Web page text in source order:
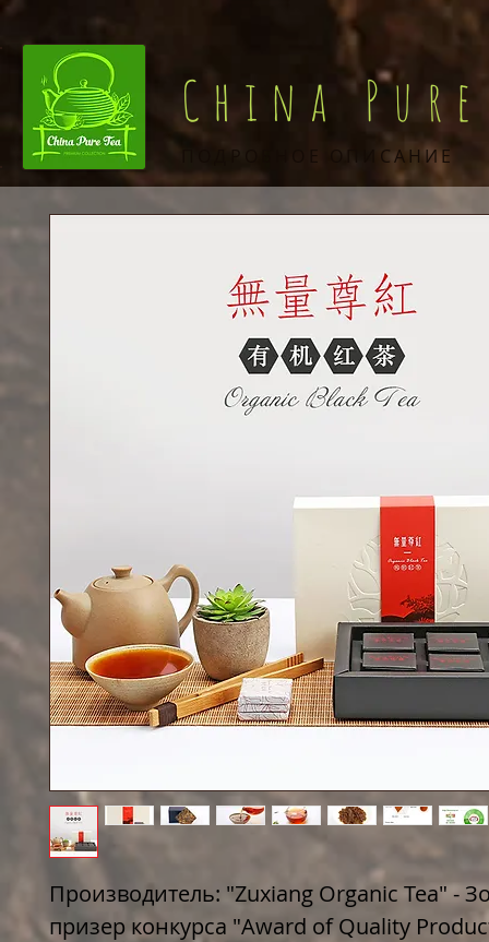
Производитель: "Zuxiang Organic Tea" -
призер конкурса "Award of Quality
China
ПОДРОБНОЕ ОПИСАНИЕ